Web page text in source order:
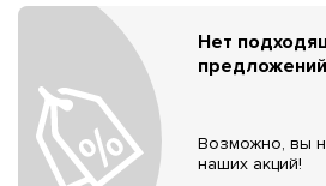
Нет
Возможно, вы
наших акций!